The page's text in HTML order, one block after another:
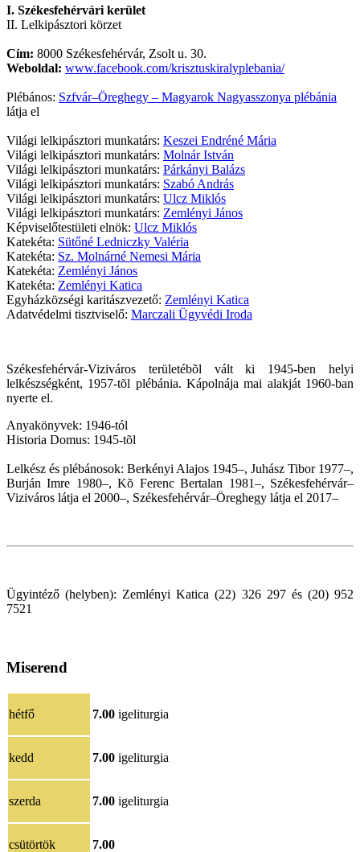
I. Székesfehérvári kerület
II. Lelkipásztori körzet
Cím: 8000 Székesfehérvár, Zsolt u. 30.
Weboldal: www.facebook.com/krisztuskiralyplebania/
Plébános: Szfvár–Öreghegy – Magyarok Nagyasszonya plébánia
látja el
Világi lelkipásztori munkatárs: Keszei Endréné Mária
Világi lelkipásztori munkatárs: Molnár István
Világi lelkipásztori munkatárs: Párkányi Balázs
Világi lelkipásztori munkatárs: Szabó András
Világi lelkipásztori munkatárs: Ulcz Miklós
Világi lelkipásztori munkatárs: Zemlényi János
Képviselőtestületi elnök: Ulcz Miklós
Katekéta: Sütőné Ledniczky Valéria
Katekéta: Sz. Molnárné Nemesi Mária
Katekéta: Zemlényi János
Katekéta: Zemlényi Katica
Egyházközségi karitászvezető: Zemlényi Katica
Adatvédelmi tisztviselő: Marczali Ügyvédi Iroda
Székesfehérvár-Viziváros területébõl vált ki 1945-ben helyi
lelkészségként, 1957-tõl plébánia. Kápolnája mai alakját 1960-ban
nyerte el.
Anyakönyvek: 1946-tól
Historia Domus: 1945-tõl
Lelkész és plébánosok: Berkényi Alajos 1945–, Juhász Tibor 1977–,
Burján Imre 1980–, Kõ Ferenc Bertalan 1981–, Székesfehérvár–
Viziváros látja el 2000–, Székesfehérvár–Öreghegy látja el 2017–
Ügyintéző (helyben): Zemlényi Katica (22) 326 297 és (20) 952
7521
Miserend
hétfő 7.00 igeliturgia
kedd 7.00 igeliturgia
szerda 7.00 igeliturgia
csütörtök 7.00